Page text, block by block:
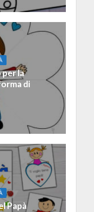
la
di
Papà